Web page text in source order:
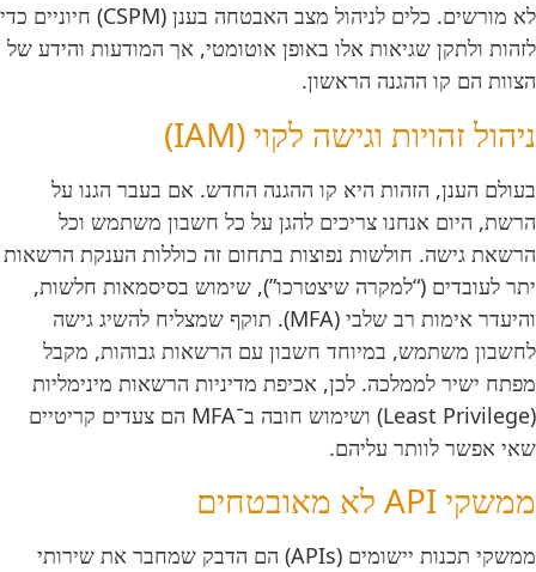
לא מורשים. כלים לניהול מצב האבטחה בענן (CSPM) חיוניים כדי
לזהות ולתקן שגיאות אלו באופן אוטומטי, אך המודעות והידע של
הצוות הם קו ההגנה הראשון.
ניהול זהויות וגישה לקוי (IAM)
בעולם הענן, הזהות היא קו ההגנה החדש. אם בעבר הגנו על
הרשת, היום אנחנו צריכים להגן על כל חשבון משתמש וכל
הרשאת גישה. חולשות נפוצות בתחום זה כוללות הענקת הרשאות
יתר לעובדים (“למקרה שיצטרכו”), שימוש בסיסמאות חלשות,
והיעדר אימות רב שלבי (MFA). תוקף שמצליח להשיג גישה
לחשבון משתמש, במיוחד חשבון עם הרשאות גבוהות, מקבל
מפתח ישיר לממלכה. לכן, אכיפת מדיניות הרשאות מינימליות
(Least Privilege) ושימוש חובה ב־MFA הם צעדים קריטיים
שאי אפשר לוותר עליהם.
ממשקי API לא מאובטחים
ממשקי תכנות יישומים (APIs) הם הדבק שמחבר את שירותי